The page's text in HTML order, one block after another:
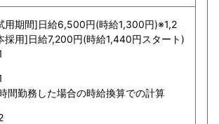
用期間]日給6,500円(時給1,300円)※1,2
採用]日給7,200円(時給1,440円スタート)
間勤務した場合の時給換算での計算